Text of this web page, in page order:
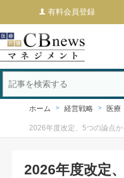
有料会員登録
ホーム 経営戦略 医療
2026年度改定、5つの論点
2026年度改定